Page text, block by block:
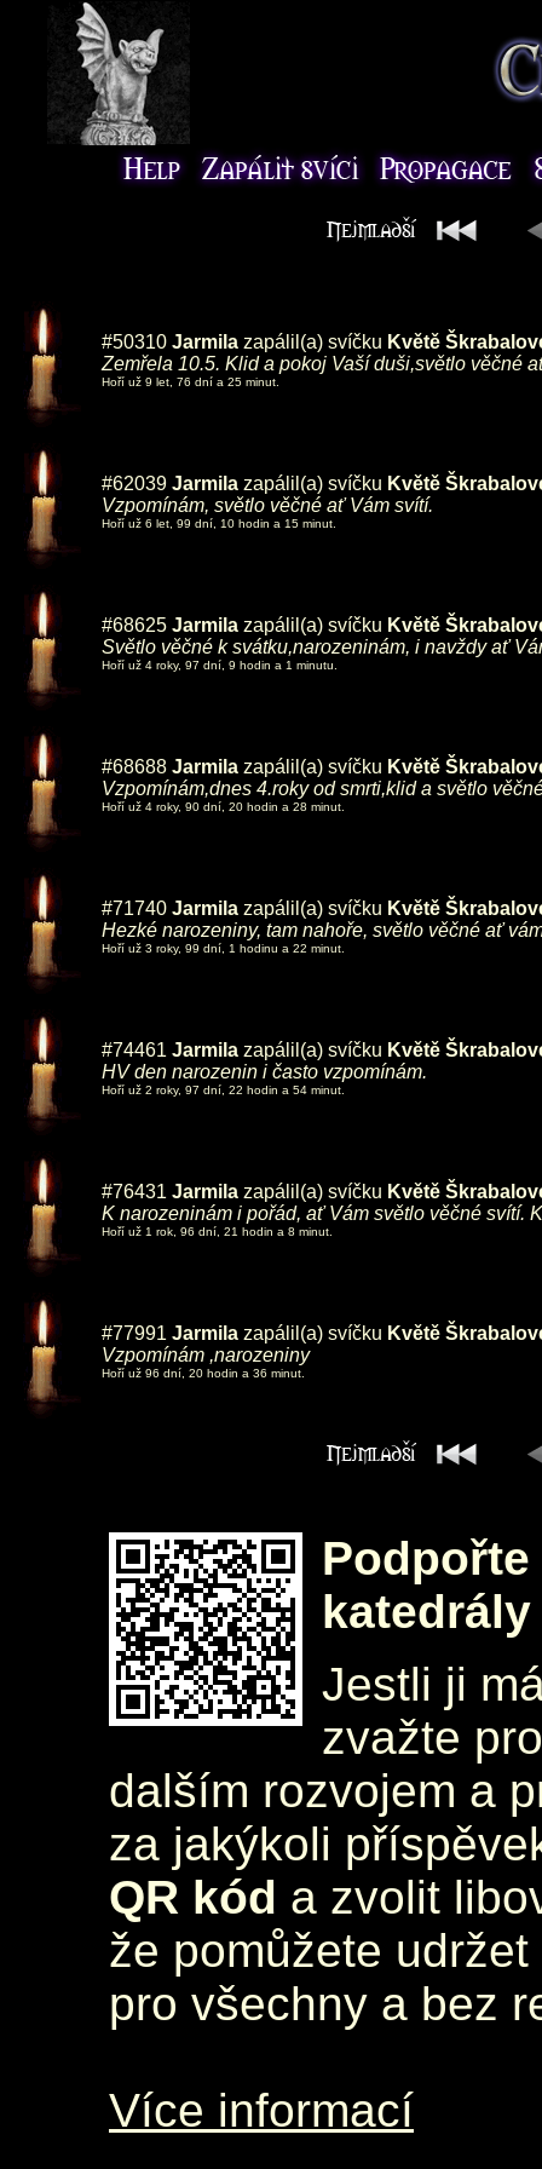
#50310 Jarmila zapálil(a) svíčku Květě
Zemřela 10.5. Klid a pokoj Vaší duši,světlo věčné
Hoří už 9 let, 76 dní a 25 minut.
#62039 Jarmila zapálil(a) svíčku Květě
Vzpomínám, světlo věčné ať Vám svítí.
Hoří už 6 let, 99 dní, 10 hodin a 15 minut.
#68625 Jarmila zapálil(a) svíčku Květě
Světlo věčné k svátku,narozeninám, i navždy ať
Hoří už 4 roky, 97 dní, 9 hodin a 1 minutu.
#68688 Jarmila zapálil(a) svíčku Květě
Vzpomínám,dnes 4.roky od smrti,klid a světlo
Hoří už 4 roky, 90 dní, 20 hodin a 28 minut.
#71740 Jarmila zapálil(a) svíčku Květě
Hezké narozeniny, tam nahoře, světlo věčné ať
Hoří už 3 roky, 99 dní, 1 hodinu a 22 minut.
#74461 Jarmila zapálil(a) svíčku Květě
HV den narozenin i často vzpomínám.
Hoří už 2 roky, 97 dní, 22 hodin a 54 minut.
#76431 Jarmila zapálil(a) svíčku Květě
K narozeninám i pořád, ať Vám světlo věčné svítí.
Hoří už 1 rok, 96 dní, 21 hodin a 8 minut.
#77991 Jarmila zapálil(a) svíčku Květě
Vzpomínám ,narozeniny
Hoří už 96 dní, 20 hodin a 36 minut.
katedrály
Jestli ji
zvažte
dalším rozvojem a
za jakýkoli
QR kód a zvolit
že pomůžete
pro všechny a bez
Více informací